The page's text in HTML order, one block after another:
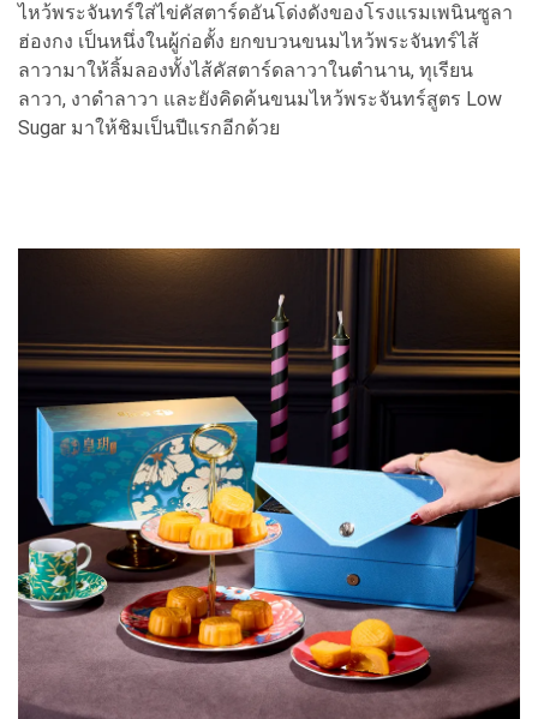
ไหว้พระจันทร์ใส่ไข่คัสตาร์ดอันโด่งดังของโรงแรมเพนินซูลา
ฮ่องกง เป็นหนึ่งในผู้ก่อตั้ง ยกขบวนขนมไหว้พระจันทร์ไส้
ลาวามาให้ลิ้มลองทั้งไส้คัสตาร์ดลาวาในตำนาน, ทุเรียน
ลาวา, งาดำลาวา และยังคิดค้นขนมไหว้พระจันทร์สูตร Low
Sugar มาให้ชิมเป็นปีแรกอีกด้วย